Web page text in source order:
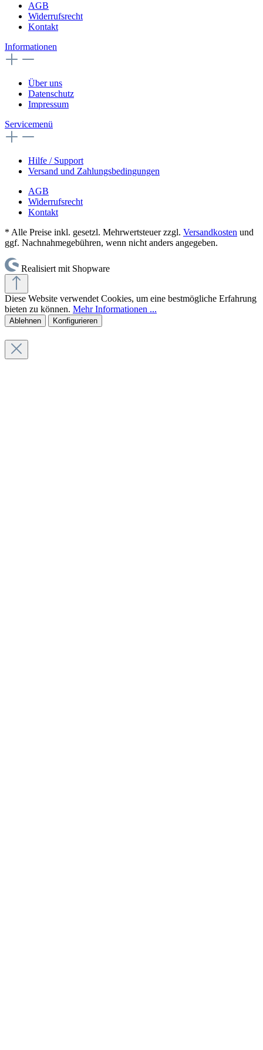
AGB
Widerrufsrecht
Kontakt
Informationen
Über uns
Datenschutz
Impressum
Servicemenü
Hilfe / Support
Versand und Zahlungsbedingungen
AGB
Widerrufsrecht
Kontakt
* Alle Preise inkl. gesetzl. Mehrwertsteuer zzgl. Versandkosten und
ggf. Nachnahmegebühren, wenn nicht anders angegeben.
Realisiert mit Shopware
Diese Website verwendet Cookies, um eine bestmögliche Erfahrung
bieten zu können. Mehr Informationen ...
Ablehnen Konfigurieren